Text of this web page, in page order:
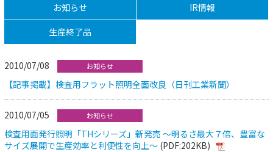
お知らせ
IR情報
生産終了品
2010/07/08 お知らせ
【記事掲載】検査用フラット照明全面改良（日刊工業新聞）
2010/07/05 お知らせ
検査用面発行照明「THシリーズ」新発売 ～明るさ最大７倍、豊富な
サイズ展開で生産効率と利便性を向上～ (PDF:202KB)